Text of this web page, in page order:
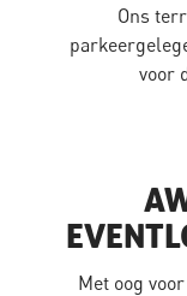
Ons
voor
Met oog